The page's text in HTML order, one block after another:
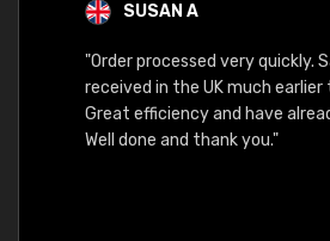
SUSAN A
"Order processed very quickly.
received in the UK much
Great efficiency and have
Well done and thank you."